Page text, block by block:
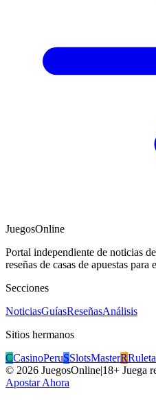
JuegosOnline
Portal independiente de noticias
reseñas de casas de apuestas para
Secciones
NoticiasGuíasReseñasAnálisis
Sitios hermanos
CCasinoPeruSSlotsMasterR
© 2026 JuegosOnline|18+ Juega
Apostar Ahora